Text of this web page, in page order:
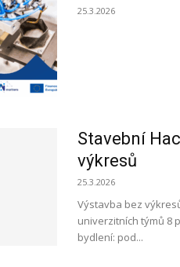
25.3.2026
Stavební
výkresů
25.3.2026
Výstavba bez
univerzitních týmů 8
bydlení: pod...